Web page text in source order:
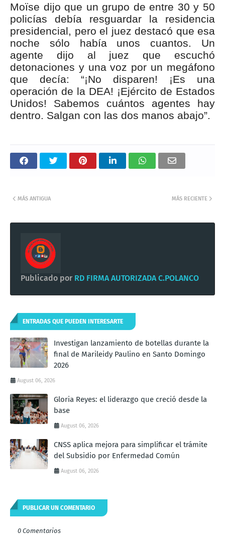
Moïse dijo que un grupo de entre 30 y 50
policías debía resguardar la residencia
presidencial, pero el juez destacó que esa
noche sólo había unos cuantos. Un
agente dijo al juez que escuchó
detonaciones y una voz por un megáfono
que decía: “¡No disparen! ¡Es una
operación de la DEA! ¡Ejército de Estados
Unidos! Sabemos cuántos agentes hay
dentro. Salgan con las dos manos abajo”.
MÁS RECIENTE
MÁS ANTIGUA
Publicado por RD FIRMA AUTORIZADA C.POLANCO
ENTRADAS QUE PUEDEN INTERESARTE
Investigan lanzamiento de botellas durante la
final de Marileidy Paulino en Santo Domingo
2026
August 06, 2026
Gloria Reyes: el liderazgo que creció desde la
base
August 06, 2026
CNSS aplica mejora para simplificar el trámite
del Subsidio por Enfermedad Común
August 06, 2026
PUBLICAR UN COMENTARIO
0 Comentarios